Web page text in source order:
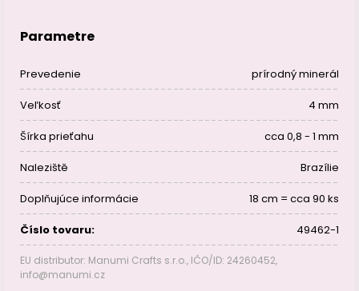
Parametre
Prevedenie prírodný minerál
Veľkosť 4 mm
Šírka prieťahu cca 0,8 - 1 mm
Naleziště Brazílie
Doplňujúce informácie 18 cm = cca 90 ks
Číslo tovaru: 49462-1
EU distributor: Manumi Crafts s.r.o., IČO/ID: 24260452,
info@manumi.cz